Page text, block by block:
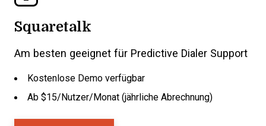
Squaretalk
Am besten geeignet für Predictive Dialer Support
Kostenlose Demo verfügbar
Ab $15/Nutzer/Monat (jährliche Abrechnung)